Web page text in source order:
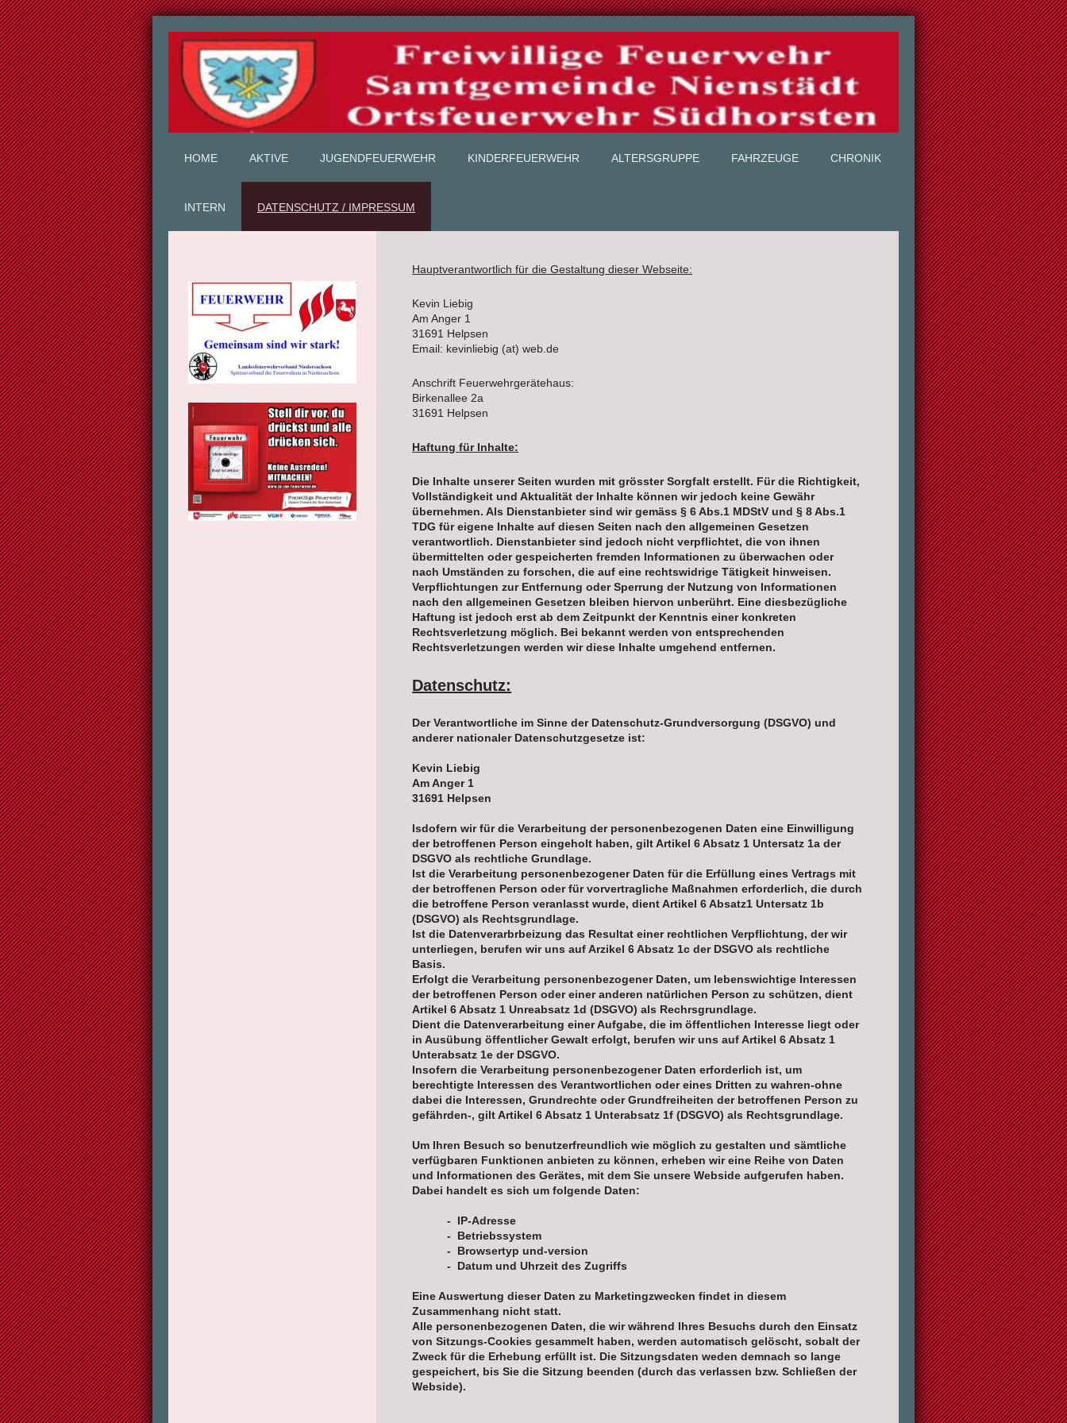
HOME AKTIVE JUGENDFEUERWEHR KINDERFEUERWEHR ALTERSGRUPPE FAHRZEUGE CHRONIK
INTERN DATENSCHUTZ / IMPRESSUM
Hauptverantwortlich für die Gestaltung dieser Webseite:
Kevin Liebig
Am Anger 1
31691 Helpsen
Email: kevinliebig (at) web.de
Anschrift Feuerwehrgerätehaus:
Birkenallee 2a
31691 Helpsen
Haftung für Inhalte:
Die Inhalte unserer Seiten wurden mit grösster Sorgfalt erstellt. Für die Richtigkeit,
Vollständigkeit und Aktualität der Inhalte können wir jedoch keine Gewähr
übernehmen. Als Dienstanbieter sind wir gemäss § 6 Abs.1 MDStV und § 8 Abs.1
TDG für eigene Inhalte auf diesen Seiten nach den allgemeinen Gesetzen
verantwortlich. Dienstanbieter sind jedoch nicht verpflichtet, die von ihnen
übermittelten oder gespeicherten fremden Informationen zu überwachen oder
nach Umständen zu forschen, die auf eine rechtswidrige Tätigkeit hinweisen.
Verpflichtungen zur Entfernung oder Sperrung der Nutzung von Informationen
nach den allgemeinen Gesetzen bleiben hiervon unberührt. Eine diesbezügliche
Haftung ist jedoch erst ab dem Zeitpunkt der Kenntnis einer konkreten
Rechtsverletzung möglich. Bei bekannt werden von entsprechenden
Rechtsverletzungen werden wir diese Inhalte umgehend entfernen.
Datenschutz:
Der Verantwortliche im Sinne der Datenschutz-Grundversorgung (DSGVO) und
anderer nationaler Datenschutzgesetze ist:
Kevin Liebig
Am Anger 1
31691 Helpsen
Isdofern wir für die Verarbeitung der personenbezogenen Daten eine Einwilligung
der betroffenen Person eingeholt haben, gilt Artikel 6 Absatz 1 Untersatz 1a der
DSGVO als rechtliche Grundlage.
Ist die Verarbeitung personenbezogener Daten für die Erfüllung eines Vertrags mit
der betroffenen Person oder für vorvertragliche Maßnahmen erforderlich, die durch
die betroffene Person veranlasst wurde, dient Artikel 6 Absatz1 Untersatz 1b
(DSGVO) als Rechtsgrundlage.
Ist die Datenverarbrbeizung das Resultat einer rechtlichen Verpflichtung, der wir
unterliegen, berufen wir uns auf Arzikel 6 Absatz 1c der DSGVO als rechtliche
Basis.
Erfolgt die Verarbeitung personenbezogener Daten, um lebenswichtige Interessen
der betroffenen Person oder einer anderen natürlichen Person zu schützen, dient
Artikel 6 Absatz 1 Unreabsatz 1d (DSGVO) als Rechrsgrundlage.
Dient die Datenverarbeitung einer Aufgabe, die im öffentlichen Interesse liegt oder
in Ausübung öffentlicher Gewalt erfolgt, berufen wir uns auf Artikel 6 Absatz 1
Unterabsatz 1e der DSGVO.
Insofern die Verarbeitung personenbezogener Daten erforderlich ist, um
berechtigte Interessen des Verantwortlichen oder eines Dritten zu wahren-ohne
dabei die Interessen, Grundrechte oder Grundfreiheiten der betroffenen Person zu
gefährden-, gilt Artikel 6 Absatz 1 Unterabsatz 1f (DSGVO) als Rechtsgrundlage.
Um Ihren Besuch so benutzerfreundlich wie möglich zu gestalten und sämtliche
verfügbaren Funktionen anbieten zu können, erheben wir eine Reihe von Daten
und Informationen des Gerätes, mit dem Sie unsere Webside aufgerufen haben.
Dabei handelt es sich um folgende Daten:
- IP-Adresse
- Betriebssystem
- Browsertyp und-version
- Datum und Uhrzeit des Zugriffs
Eine Auswertung dieser Daten zu Marketingzwecken findet in diesem
Zusammenhang nicht statt.
Alle personenbezogenen Daten, die wir während Ihres Besuchs durch den Einsatz
von Sitzungs-Cookies gesammelt haben, werden automatisch gelöscht, sobalt der
Zweck für die Erhebung erfüllt ist. Die Sitzungsdaten weden demnach so lange
gespeichert, bis Sie die Sitzung beenden (durch das verlassen bzw. Schließen der
Webside).